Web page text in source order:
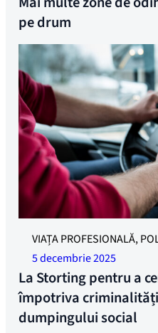
pe drum
YTF la Storting cu măsuri
social și a criminalității la
Ruud
VIAȚA PROFESIONALĂ,
5 decembrie 2025
La Storting pentru a
împotriva
dumpingului social